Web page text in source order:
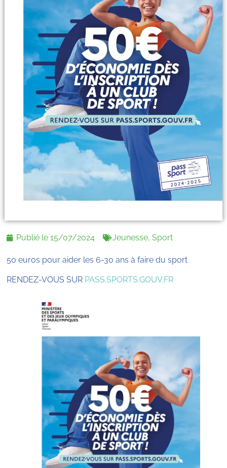
Publié le15/07/2024 Jeunesse,Sport
50 euros pour aider les 6-30 ans à faire du sport
RENDEZ-VOUS SUR PASS.SPORTS.GOUV.FR